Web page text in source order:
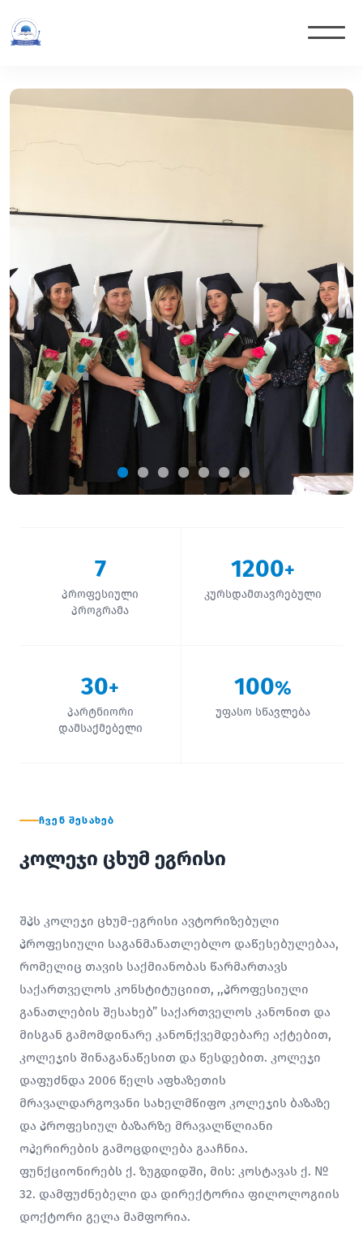
7
პროფესიული
პროგრამა
1200+
კურსდამთავრებული
30+
პარტნიორი
დამსაქმებელი
100%
უფასო სწავლება
ᲩᲕᲔᲜ ᲨᲔᲡᲐᲮᲔᲑ
კოლეჯი ცხუმ ეგრისი
შპს კოლეჯი ცხუმ-ეგრისი ავტორიზებული
პროფესიული საგანმანათლებლო დაწესებულებაა,
რომელიც თავის საქმიანობას წარმართავს
საქართველოს კონსტიტუციით, ,,პროფესიული
განათლების შესახებ” საქართველოს კანონით და
მისგან გამომდინარე კანონქვემდებარე აქტებით,
კოლეჯის შინაგანაწესით და წესდებით. კოლეჯი
დაფუძნდა 2006 წელს აფხაზეთის
მრავალდარგოვანი სახელმწიფო კოლეჯის ბაზაზე
და პროფესიულ ბაზარზე მრავალწლიანი
ოპერირების გამოცდილება გააჩნია.
ფუნქციონირებს ქ. ზუგდიდში, მის: კოსტავას ქ. №
32. დამფუძნებელი და დირექტორია ფილოლოგიის
დოქტორი გელა მამფორია.